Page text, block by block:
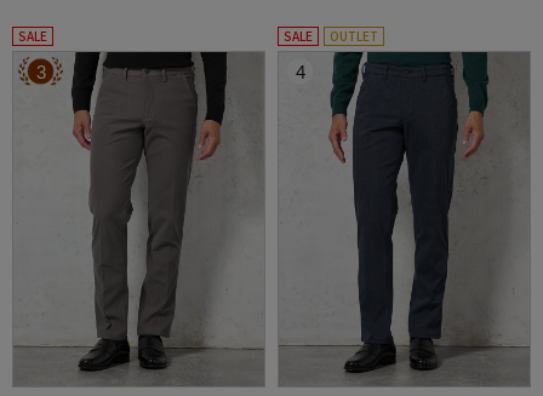
SALE
3
SALE OUTLET
4